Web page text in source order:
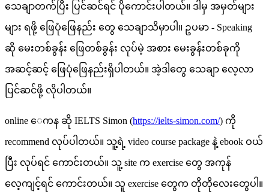
သေချာတက်ပြီး ပြင်ဆင်ရင် ပိုကောင်းပါတယ်။ ဒါမှ အမှတ်များ
များ ရဖို့ ဖြေပုံဖြေနည်း တွေ သေချာသိမှာပါ။ ဥပမာ - Speaking
ဆို မေးတစ်ခွန်း ဖြေတစ်ခွန်း လုပ်မဲ့ အစား မေးခွန်းတစ်ခုကို
အဆင့်ဆင့် ဖြေပုံဖြေနည်းရှိပါတယ်။ အဲ့ဒါတွေ သေချာ လေ့လာ
ပြင်ဆင်ဖို့ လိုပါတယ်။
online ေကန ဆို IELTS Simon (https://ielts-simon.com/) ကို
recommend လုပ်ပါတယ်။ သူ့ရဲ့ video course package နဲ့ ebook ဝယ်
ပြီး လုပ်ရင် ကောင်းတယ်။ သူ့ site က exercise တွေ အကုန်
လေ့ကျင့်ရင် ကောင်းတယ်။ သူ exercise တွေက တိုတိုလေးတွေပါ။